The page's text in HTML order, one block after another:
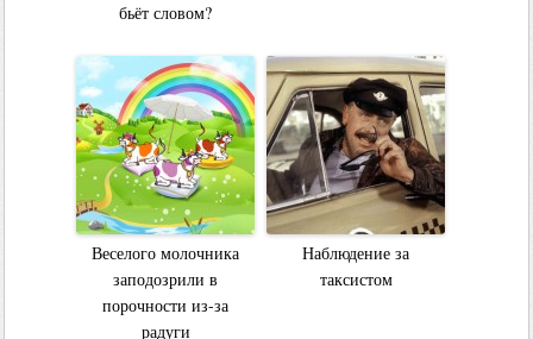
бьёт словом?
Веселого молочника
заподозрили в
порочности из-за
радуги
Наблюдение за
таксистом